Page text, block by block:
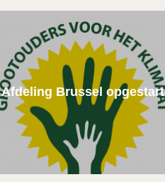
Afdeling Brussel opgestart